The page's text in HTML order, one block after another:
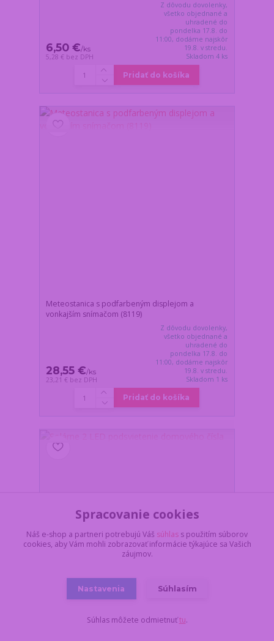
6,50 €/ks
5,28 € bez DPH
Z dôvodu dovolenky,
všetko objednané a
uhradené do
pondelka 17.8. do
11:00, dodáme najskôr
19.8. v stredu.
Skladom 4 ks
Pridať do košíka
Meteostanica s podfarbeným displejom a
vonkajším snímačom (8119)
28,55 €/ks
23,21 € bez DPH
Z dôvodu dovolenky,
všetko objednané a
uhradené do
pondelka 17.8. do
11:00, dodáme najskôr
19.8. v stredu.
Skladom 1 ks
Pridať do košíka
Solárne 2 LED podsvietenie domového čísla
Spracovanie cookies
Náš e-shop a partneri potrebujú Váš súhlas s použitím súborov
cookies, aby Vám mohli zobrazovať informácie týkajúce sa Vašich
záujmov.
Nastavenia Súhlasím
Súhlas môžete odmietnuťtu.